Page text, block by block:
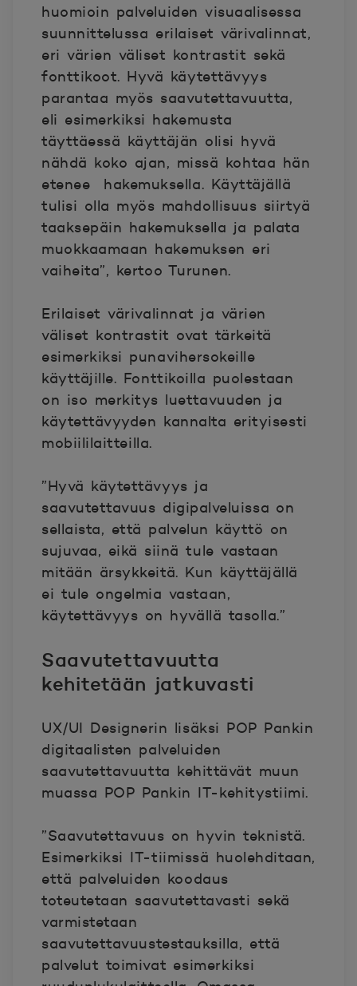
huomioin palveluiden visuaalisessa
suunnittelussa erilaiset värivalinnat,
eri värien väliset kontrastit sekä
fonttikoot. Hyvä käytettävyys
parantaa myös saavutettavuutta,
eli esimerkiksi hakemusta
täyttäessä käyttäjän olisi hyvä
nähdä koko ajan, missä kohtaa hän
etenee hakemuksella. Käyttäjällä
tulisi olla myös mahdollisuus siirtyä
taaksepäin hakemuksella ja palata
muokkaamaan hakemuksen eri
vaiheita”, kertoo Turunen.
Erilaiset värivalinnat ja värien
väliset kontrastit ovat tärkeitä
esimerkiksi punavihersokeille
käyttäjille. Fonttikoilla puolestaan
on iso merkitys luettavuuden ja
käytettävyyden kannalta erityisesti
mobiililaitteilla.
”Hyvä käytettävyys ja
saavutettavuus digipalveluissa on
sellaista, että palvelun käyttö on
sujuvaa, eikä siinä tule vastaan
mitään ärsykkeitä. Kun käyttäjällä
ei tule ongelmia vastaan,
käytettävyys on hyvällä tasolla.”
Saavutettavuutta
kehitetään jatkuvasti
UX/UI Designerin lisäksi POP Pankin
digitaalisten palveluiden
saavutettavuutta kehittävät muun
muassa POP Pankin IT-kehitystiimi.
”Saavutettavuus on hyvin teknistä.
Esimerkiksi IT-tiimissä huolehditaan,
että palveluiden koodaus
toteutetaan saavutettavasti sekä
varmistetaan
saavutettavuustestauksilla, että
palvelut toimivat esimerkiksi